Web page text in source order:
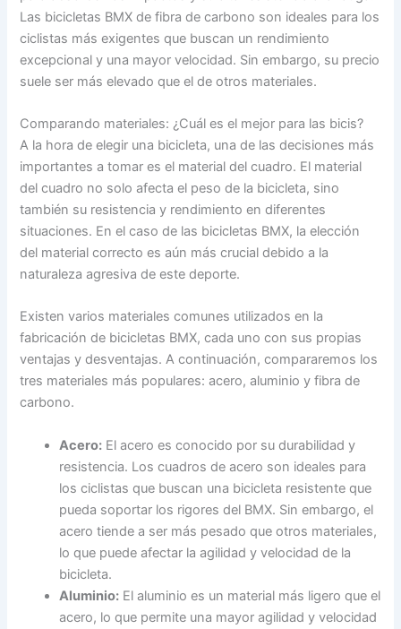
Las bicicletas BMX de fibra de carbono son ideales para los
ciclistas más exigentes que buscan un rendimiento
excepcional y una mayor velocidad. Sin embargo, su precio
suele ser más elevado que el de otros materiales.
Comparando materiales: ¿Cuál es el mejor para las bicis?
A la hora de elegir una bicicleta, una de las decisiones más
importantes a tomar es el material del cuadro. El material
del cuadro no solo afecta el peso de la bicicleta, sino
también su resistencia y rendimiento en diferentes
situaciones. En el caso de las bicicletas BMX, la elección
del material correcto es aún más crucial debido a la
naturaleza agresiva de este deporte.
Existen varios materiales comunes utilizados en la
fabricación de bicicletas BMX, cada uno con sus propias
ventajas y desventajas. A continuación, compararemos los
tres materiales más populares: acero, aluminio y fibra de
carbono.
Acero: El acero es conocido por su durabilidad y
resistencia. Los cuadros de acero son ideales para
los ciclistas que buscan una bicicleta resistente que
pueda soportar los rigores del BMX. Sin embargo, el
acero tiende a ser más pesado que otros materiales,
lo que puede afectar la agilidad y velocidad de la
bicicleta.
Aluminio: El aluminio es un material más ligero que el
acero, lo que permite una mayor agilidad y velocidad